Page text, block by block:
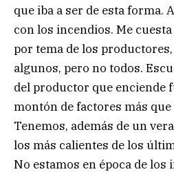
que iba a ser de esta forma.
con los incendios. Me
por tema de los
algunos, pero no todos.
del productor que enciende
montón de factores más que
Tenemos, además de un
los más calientes de los
No estamos en época de